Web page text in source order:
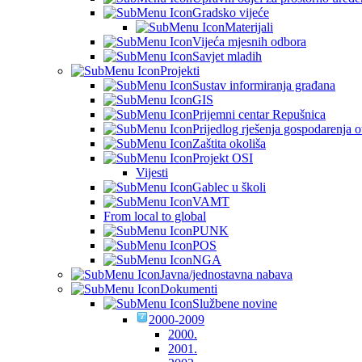
Gradsko vijeće
Materijali
Vijeća mjesnih odbora
Savjet mladih
Projekti
Sustav informiranja građana
GIS
Prijemni centar Repušnica
Prijedlog rješenja gospodarenja
Zaštita okoliša
Projekt OSI
Vijesti
Gablec u školi
VAMT
From local to global
PUNK
POS
NGA
Javna/jednostavna nabava
Dokumenti
Službene novine
2000-2009
2000.
2001.